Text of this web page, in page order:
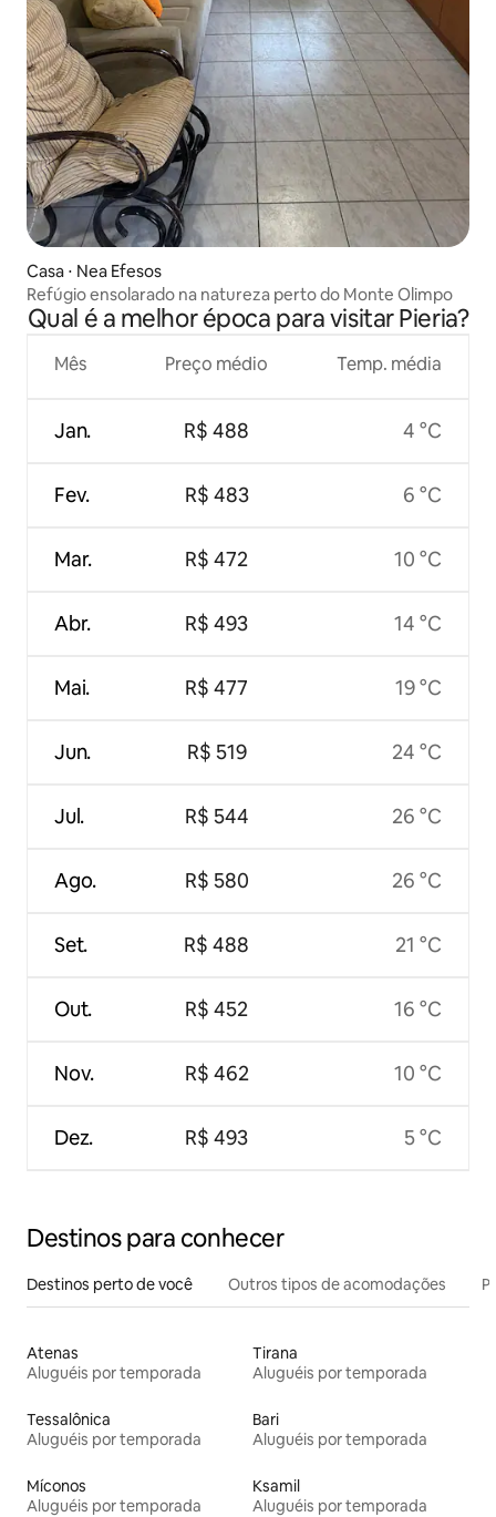
Casa ⋅ Nea Efesos
Refúgio ensolarado na natureza perto do Monte Olimpo
Qual é a melhor época para visitar Pieria?
Mês
Jan.
Fev.
Mar.
Abr.
Mai.
Jun.
Jul.
Ago.
Set.
Out.
Nov.
Dez.
Preço médio
R$ 488
R$ 483
R$ 472
R$ 493
R$ 477
R$ 519
R$ 544
R$ 580
R$ 488
R$ 452
R$ 462
R$ 493
Temp. média
4 °C
6 °C
10 °C
14 °C
19 °C
24 °C
26 °C
26 °C
21 °C
16 °C
10 °C
5 °C
Destinos para conhecer
Destinos perto de você Outros tipos de acomodações
Atenas
Aluguéis por temporada
Tirana
Aluguéis por temporada
Tessalônica
Aluguéis por temporada
Bari
Aluguéis por temporada
Míconos
Aluguéis por temporada
Ksamil
Aluguéis por temporada